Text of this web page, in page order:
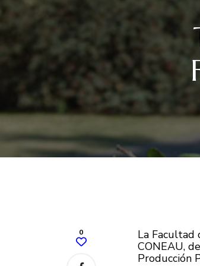
0
La Facultad
CONEAU,
Producción